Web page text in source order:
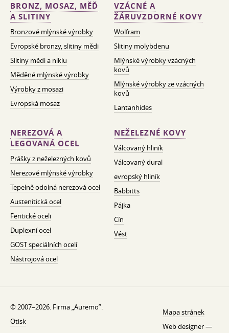
BRONZ, MOSAZ, MĚĎ
A SLITINY
Bronzové mlýnské výrobky
Evropské bronzy, slitiny mědi
Slitiny mědi a niklu
Měděné mlýnské výrobky
Výrobky z mosazi
Evropská mosaz
VZÁCNÉ A
ŽÁRUVZDORNÉ KOVY
Wolfram
Slitiny molybdenu
Mlýnské výrobky vzácných
kovů
Mlýnské výrobky ze vzácných
kovů
Lantanhides
NEREZOVÁ A
LEGOVANÁ OCEL
Prášky z neželezných kovů
Nerezové mlýnské výrobky
Tepelně odolná nerezová ocel
Austenitická ocel
Feritické oceli
Duplexní ocel
GOST speciálních ocelí
Nástrojová ocel
NEŽELEZNÉ KOVY
Válcovaný hliník
Válcovaný dural
evropský hliník
Babbitts
Pájka
Cín
Vést
© 2007–2026. Firma „Auremo”.
Otisk
Mapa stránek
Web designer —